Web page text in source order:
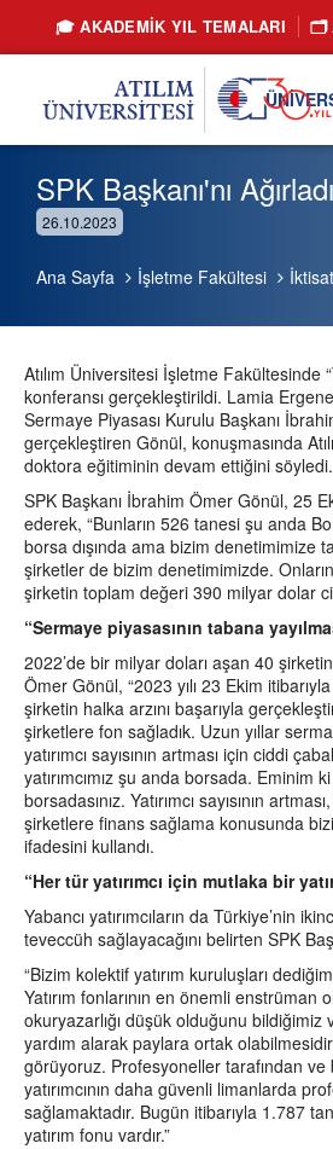
🎓 AKADEMİK YIL TEMALARI 🗂️
SPK Başkanı'nı
26.10.2023
Ana Sayfa İşletme Fakültesi İktisat
Atılım Üniversitesi İşletme Fakültesinde
konferansı gerçekleştirildi. Lamia
Sermaye Piyasası Kurulu Başkanı
gerçekleştiren Gönül, konuşmasında
doktora eğitiminin devam ettiğini söyledi.
SPK Başkanı İbrahim Ömer Gönül, 25
ederek, “Bunların 526 tanesi şu anda
borsa dışında ama bizim denetimimize
şirketler de bizim denetimimizde.
şirketin toplam değeri 390 milyar dolar
“Sermaye piyasasının tabana
2022’de bir milyar doları aşan 40
Ömer Gönül, “2023 yılı 23 Ekim
şirketin halka arzını başarıyla
şirketlere fon sağladık. Uzun yıllar
yatırımcı sayısının artması için ciddi
yatırımcımız şu anda borsada. Eminim
borsadasınız. Yatırımcı sayısının
şirketlere finans sağlama konusunda
ifadesini kullandı.
“Her tür yatırımcı için mutlaka bir
Yabancı yatırımcıların da Türkiye’nin
teveccüh sağlayacağını belirten SPK
“Bizim kolektif yatırım kuruluşları
Yatırım fonlarının en önemli
okuryazarlığı düşük olduğunu
yardım alarak paylara ortak
görüyoruz. Profesyoneller tarafından ve
yatırımcının daha güvenli limanlarda
sağlamaktadır. Bugün itibarıyla 1.787
yatırım fonu vardır.”